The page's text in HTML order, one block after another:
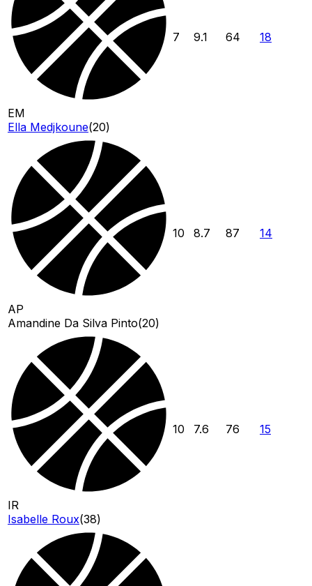
EM
Ella Medjkoune(20)
7 9.1 64 18
AP
Amandine Da Silva Pinto(20)
10 8.7 87 14
IR
Isabelle Roux(38)
10 7.6 76 15